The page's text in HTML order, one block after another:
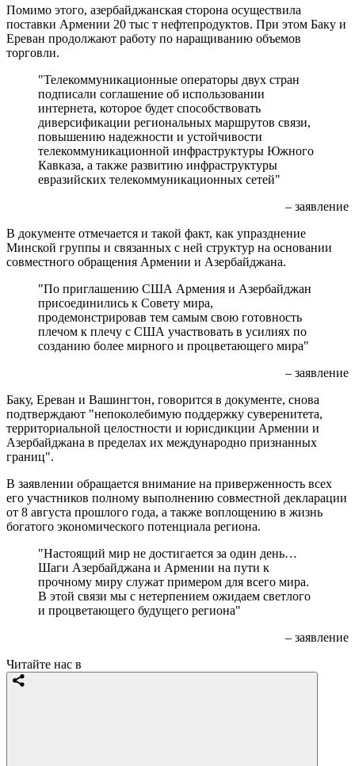
Помимо этого, азербайджанская сторона осуществила
поставки Армении 20 тыс т нефтепродуктов. При этом Баку и
Ереван продолжают работу по наращиванию объемов
торговли.
"Телекоммуникационные операторы двух стран
подписали соглашение об использовании
интернета, которое будет способствовать
диверсификации региональных маршрутов связи,
повышению надежности и устойчивости
телекоммуникационной инфраструктуры Южного
Кавказа, а также развитию инфраструктуры
евразийских телекоммуникационных сетей"
– заявление
В документе отмечается и такой факт, как упразднение
Минской группы и связанных с ней структур на основании
совместного обращения Армении и Азербайджана.
"По приглашению США Армения и Азербайджан
присоединились к Совету мира,
продемонстрировав тем самым свою готовность
плечом к плечу с США участвовать в усилиях по
созданию более мирного и процветающего мира"
– заявление
Баку, Ереван и Вашингтон, говорится в документе, снова
подтверждают "непоколебимую поддержку суверенитета,
территориальной целостности и юрисдикции Армении и
Азербайджана в пределах их международно признанных
границ".
В заявлении обращается внимание на приверженность всех
его участников полному выполнению совместной декларации
от 8 августа прошлого года, а также воплощению в жизнь
богатого экономического потенциала региона.
"Настоящий мир не достигается за один день…
Шаги Азербайджана и Армении на пути к
прочному миру служат примером для всего мира.
В этой связи мы с нетерпением ожидаем светлого
и процветающего будущего региона"
– заявление
Читайте нас в